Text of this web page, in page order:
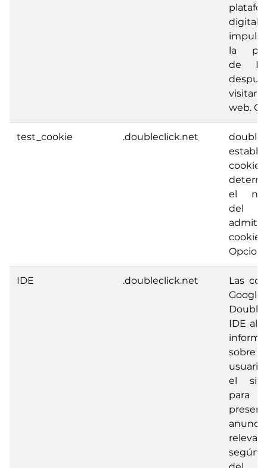
digital
la
de
visitar
web.
test_cookie .doubleclick.net
el
del
admite
cookies.
IDE .doubleclick.net
Las
Google
IDE
sobre
el
para
según